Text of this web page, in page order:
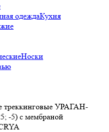
одеждаКухня
Носки
треккинговые УРАГАН-
5) с мембраной